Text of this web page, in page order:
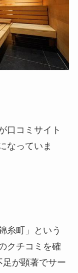
口コミサイト
なっていま
糸町」という
クチコミを確
が顕著でサー